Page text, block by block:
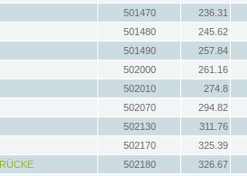
501470
236.31
501480
245.62
501490
257.84
502000
261.16
502010
274.8
502070
294.82
502130
311.76
502170
325.39
502180
326.67